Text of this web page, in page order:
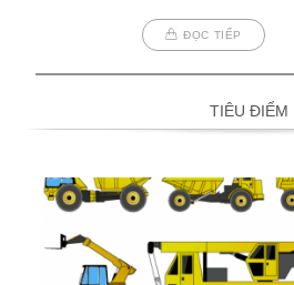
ĐỌC TIẾP
TIÊU ĐIỂM